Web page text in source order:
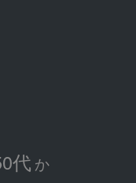
代 か